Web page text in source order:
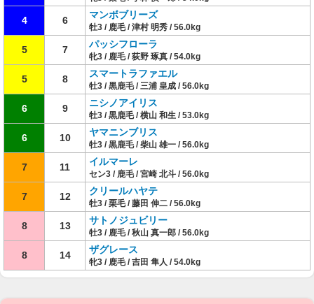
4 6 マンボブリーズ
牡3 / 鹿毛 / 津村 明秀 / 56.0kg
5 7 パッシフローラ
牝3 / 鹿毛 / 荻野 琢真 / 54.0kg
5 8 スマートラファエル
牡3 / 黒鹿毛 / 三浦 皇成 / 56.0kg
6 9 ニシノアイリス
牡3 / 黒鹿毛 / 横山 和生 / 53.0kg
6 10 ヤマニンブリス
牡3 / 黒鹿毛 / 柴山 雄一 / 56.0kg
7 11 イルマーレ
セン3 / 鹿毛 / 宮崎 北斗 / 56.0kg
7 12 クリールハヤテ
牡3 / 栗毛 / 藤田 伸二 / 56.0kg
8 13 サトノジュビリー
牡3 / 鹿毛 / 秋山 真一郎 / 56.0kg
8 14 ザグレース
牝3 / 鹿毛 / 吉田 隼人 / 54.0kg